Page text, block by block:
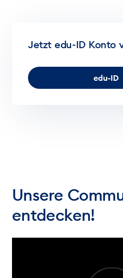
Jetzt edu-ID Konto
edu-ID
Unsere
entdecken!